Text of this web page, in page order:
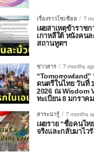
เรื่องราวโซเชียล
7
เผยสาเหตุข้าราช
เกาหลีใต้ หนังคน
สถานทูตฯ
ข่าวสาร
7 months
ดนตรีในไทย วันที่
2026 ณ Wisdom
ทะเบียน 8 มกราค
สาระน่ารู้
7 months
เผยราย “ชื่อคนไ
จริงและกลับมาไว